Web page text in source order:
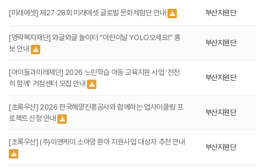
[미래에셋] 제27·28회 미래에셋 글로벌 문화체험단 안내 부산지원단
[영락복지재단] 와글와글 놀이터 “어린이날 YOLO오세요!” 홍
보 안내
부산지원단
[아이들과미래재단] 2026 느린학습 아동 교육지원 사업 '천천
히 함께' 거점센터 모집 안내
부산지원단
[초록우산] 2026 한국해양진흥공사와 함께하는 업사이클링 프
로젝트 신청 안내
부산지원단
[초록우산] (주)이앤케이 소아암 환아 지원사업 대상자 추천 안내
부산지원단